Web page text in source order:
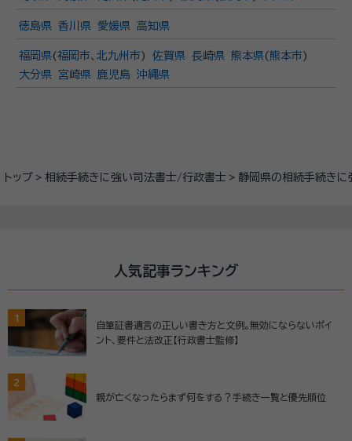
トップ 相続手続きに強い司法書士/行政書士 静岡県の相続手続き
徳島県 香川県 愛媛県 高知県
福岡県(福岡市、 北九州市) 佐賀県 長崎県 熊本県(熊本市)
大分県
宮崎県 鹿児島 沖縄県
人気記事ランキング
1
自筆証書遺言の正しい書き方と文例。無効にならないポイ
ント、要件と法改正【行政書士監修】
2
親が亡くなったらまず何をする？手続き一覧と優先順位